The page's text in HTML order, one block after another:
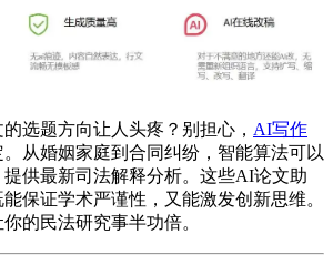
选题方向让人头疼？别担心， AI写作
从婚姻家庭到合同纠纷，智能算法可以
供最新司法解释分析。这些AI论文助
保证学术严谨性，又能激发创新思维。
的民法研究事半功倍。